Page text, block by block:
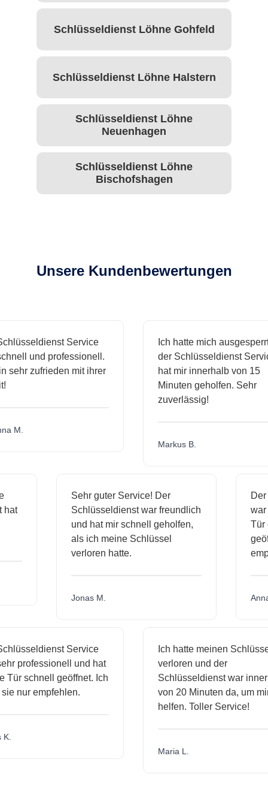
Schlüsseldienst Löhne Gohfeld
Schlüsseldienst Löhne Halstern
Schlüsseldienst Löhne
Neuenhagen
Schlüsseldienst Löhne
Bischofshagen
Unsere Kundenbewertungen
Service
und professionell.
zufrieden mit ihrer
M.
Ich hatte mich ausgesperrt
der Schlüsseldienst Service
hat mir innerhalb von 15
Minuten geholfen. Sehr
zuverlässig!
Markus B.
hat
Sehr guter Service! Der
Schlüsseldienst war freundlich
und hat mir schnell geholfen,
als ich meine Schlüssel
verloren hatte.
Jonas M.
Service
professionell und hat
schnell geöffnet. Ich
nur empfehlen.
Ich hatte meinen Schlüssel
verloren und der
Schlüsseldienst war
von 20 Minuten da, um mir
helfen. Toller Service!
Maria L.